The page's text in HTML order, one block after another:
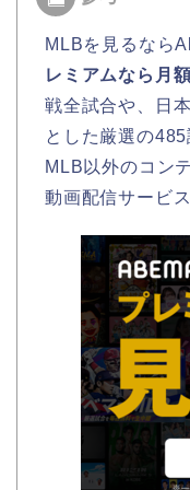
MLBを見るなら
レミアムなら月
戦全試合や、日
とした厳選の
MLB以外のコン
動画配信サービス